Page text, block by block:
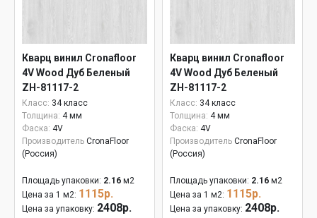
Кварц винил Cronafloor
4V Wood Дуб Беленый
ZH-81117-2
Класс: 34 класс
Толщина: 4 мм
Фаска: 4V
Производитель CronaFloor
(Россия)
Площадь упаковки: 2.16 м2
Цена за 1 м2: 1115р.
Цена за упаковку: 2408р.
Кварц винил Cronafloor
4V Wood Дуб Беленый
ZH-81117-2
Класс: 34 класс
Толщина: 4 мм
Фаска: 4V
Производитель CronaFloor
(Россия)
Площадь упаковки: 2.16 м2
Цена за 1 м2: 1115р.
Цена за упаковку: 2408р.